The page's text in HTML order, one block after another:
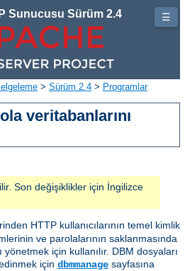
Sunucusu Sürüm 2.4
> Sürüm 2.4 > Programlar
veritabanlarını
Son değişiklikler için İngilizce
HTTP kullanıcılarının temel kimlik
ve parolalarının saklanmasında
yönetmek için kullanılır. DBM dosyaları
için dbmmanage sayfasına
☰